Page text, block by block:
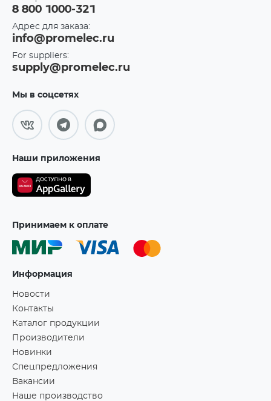
8 800 1000-321
Адрес для заказа:
info@promelec.ru
For suppliers:
supply@promelec.ru
Мы в соцсетях
Наши приложения
Принимаем к оплате
Информация
Новости
Контакты
Каталог продукции
Производители
Новинки
Спецпредложения
Вакансии
Наше производство